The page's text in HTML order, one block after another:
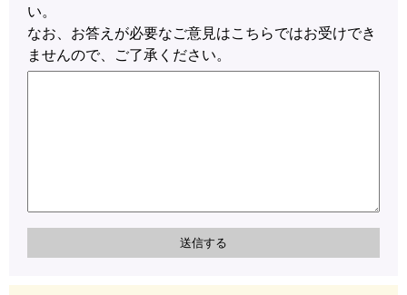
い。
なお、お答えが必要なご意見はこちらではお受けでき
ませんので、ご了承ください。